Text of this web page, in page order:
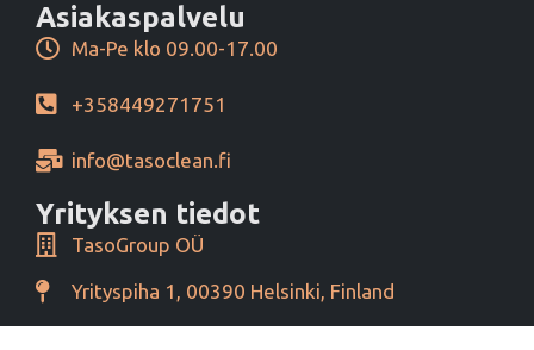
Asiakaspalvelu
Ma-Pe klo 09.00-17.00
+358449271751
info@tasoclean.fi
Yrityksen tiedot
TasoGroup OÜ
Yrityspiha 1, 00390 Helsinki, Finland